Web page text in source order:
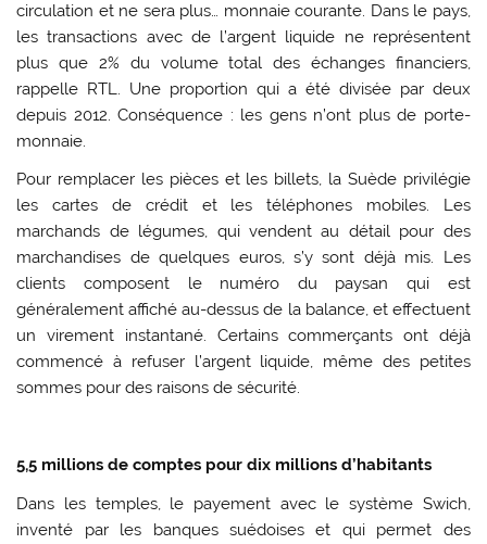
circulation et ne sera plus… monnaie courante. Dans le pays,
les transactions avec de l’argent liquide ne représentent
plus que 2% du volume total des échanges financiers,
rappelle RTL. Une proportion qui a été divisée par deux
depuis 2012. Conséquence : les gens n’ont plus de porte-
monnaie.
Pour remplacer les pièces et les billets, la Suède privilégie
les cartes de crédit et les téléphones mobiles. Les
marchands de légumes, qui vendent au détail pour des
marchandises de quelques euros, s’y sont déjà mis. Les
clients composent le numéro du paysan qui est
généralement affiché au-dessus de la balance, et effectuent
un virement instantané. Certains commerçants ont déjà
commencé à refuser l’argent liquide, même des petites
sommes pour des raisons de sécurité.
5,5 millions de comptes pour dix millions d’habitants
Dans les temples, le payement avec le système Swich,
inventé par les banques suédoises et qui permet des